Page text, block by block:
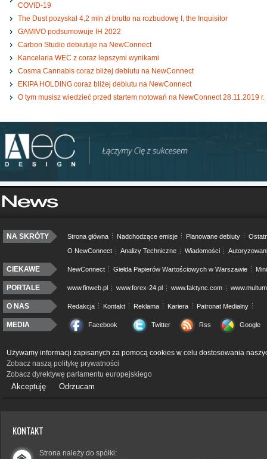
COVID-19
The Dust pozyskał 4,2 mln zł brutto na rozbudowę I, the Inquisitor
GAMIVO podsumowuje IH 2022
Carbon Studio debiutuje na NewConnect
Kancelaria WEC z coraz lepszymi wynikami
Cosma Cannabis coraz bliżej debiutu na NewConnect
EKIPA HOLDING coraz bliżej debiutu na NewConnect
O tym musisz wiedzieć przed startem notowań na NewConnect 28.11.2019 r.
NA SKRÓTY Strona główna Nadchodzące emisje Planowane debiuty
O NewConnect
Analizy Techniczne Wiadomości
CIEKAWE NewConnect Giełda Papierów Wartościowych w Warszawie
PORTALE www.finweb.pl www.forex-24.pl www.faktync.com
O NAS Redakcja Kontakt Reklama Kariera Patronat Medialny
MEDIA Facebook Twitter Rss Google
Używamy informacji zapisanych za pomocą cookies w celu dostosowania
Zobacz naszą politykę prywatności
Zobacz dyrektywę parlamentu europejskiego
Akceptuję Odrzucam
KONTAKT
Strona należy do spółki: